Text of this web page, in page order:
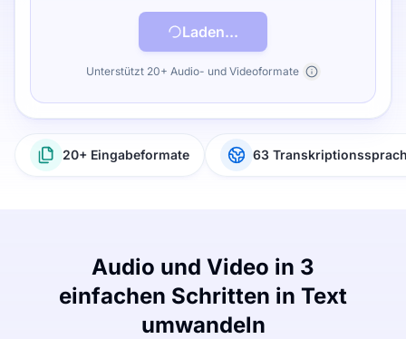
Laden...
Unterstützt 20+ Audio- und Videoformate
20+ Eingabeformate 63
Audio und Video in 3
einfachen Schritten in Text
umwandeln